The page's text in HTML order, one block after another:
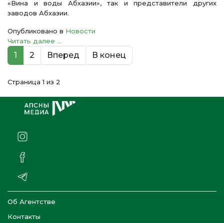
«Вина и воды Абхазии», так и представители других
заводов Абхазии.
Опубликовано в Новости
Читать далее ...
1 2 Вперед В конец
Страница 1 из 2
Об Агентстве
Контакты